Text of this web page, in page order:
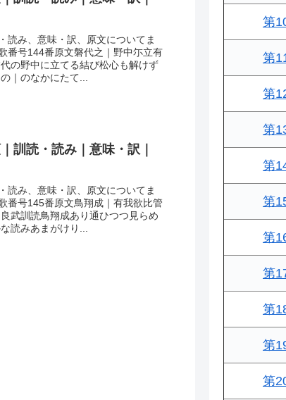
読み、意味・訳、原文についてま
番号144番原文磐代之｜野中尓立有
の野中に立てる結び松心も解けず
｜のなかにたて...
訓読・読み｜意味・訳｜
読み、意味・訳、原文についてま
番号145番原文鳥翔成｜有我欲比管
武訓読鳥翔成あり通ひつつ見らめ
読みあまがけり...
第
第
第
第
第
第
第
第
第
第
第